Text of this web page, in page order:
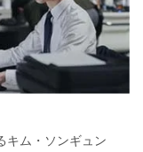
キム・ソンギュン